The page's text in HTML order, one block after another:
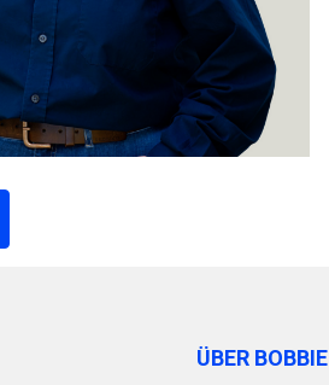
ÜBER BOBBIE